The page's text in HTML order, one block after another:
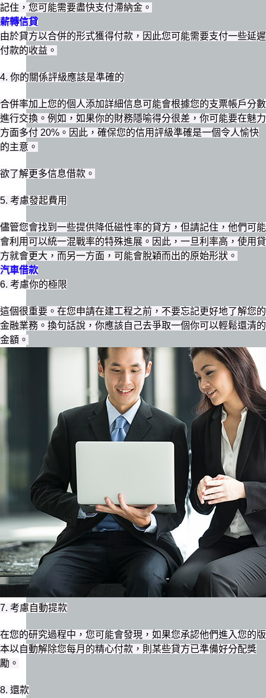
記住，您可能需要盡快支付滯納金。
薪轉信貸
由於貸方以合併的形式獲得付款，因此您可能需要支付一些延遲
付款的收益。
4. 你的關係評級應該是準確的
合併率加上您的個人添加詳細信息可能會根據您的支票帳戶分數
進行交換。例如，如果你的財務隱喻得分很差，你可能要在魅力
方面多付 20%。因此，確保您的信用評級準確是一個令人愉快
的主意。
欲了解更多信息借款。
5. 考慮發起費用
儘管您會找到一些提供降低磁性率的貸方，但請記住，他們可能
會利用可以統一混戰率的特殊進展。因此，一旦利率高，使用貸
方就會更大，而另一方面，可能會脫穎而出的原始形狀。
汽車借款
6. 考慮你的極限
這個很重要。在您申請在建工程之前​​，不要忘記更好地了解您的
金融業務。換句話說，你應該自己去爭取一個你可以輕鬆還清的
金額。
7. 考慮自動提款
在您的研究過程中，您可能會發現，如果您承認他們進入您的版
本以自動解除您每月的精心付款，則某些貸方已準備好分配獎
勵。
8. 還款